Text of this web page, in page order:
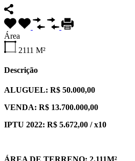
Área
2111 M²
Descrição
ALUGUEL: R$ 50.000,00
VENDA: R$ 13.700.000,00
IPTU 2022: R$ 5.672,00 / x10